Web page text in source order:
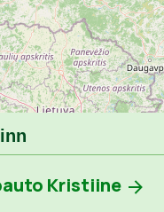
Leaflet
Kristiine